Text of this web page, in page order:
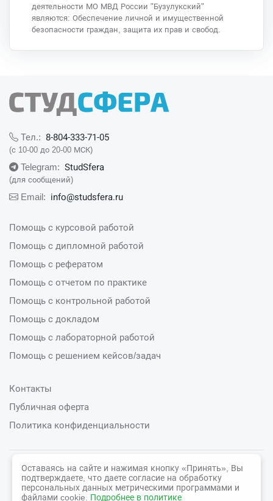
деятельности МО МВД России "Бузулукский"
являются: Обеспечение личной и имущественной
безопасности граждан, защита их прав и свобод.
Тел.: 8-804-333-71-05
(с 10-00 до 20-00 МСК)
Telegram: StudSfera
(для сообщений)
Email: info@studsfera.ru
Помощь с курсовой работой
Помощь с дипломной работой
Помощь с рефератом
Помощь с отчетом по практике
Помощь с контрольной работой
Помощь с докладом
Помощь с лабораторной работой
Помощь с решением кейсов/задач
Контакты
Публичная оферта
Политика конфиденциальности
© 2026 СтудСфера
Оставаясь на сайте и нажимая кнопку «Принять», Вы
подтверждаете, что даете согласие на обработку
персональных данных метрическими программами и
файлами cookie. Подробнее в политике